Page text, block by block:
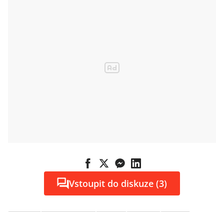
Vstoupit do diskuze (3)